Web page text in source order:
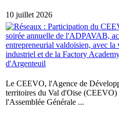
10 juillet 2026
Le CEEVO, l'Agence de
territoires du Val d'Oise
l'Assemblée Générale ...